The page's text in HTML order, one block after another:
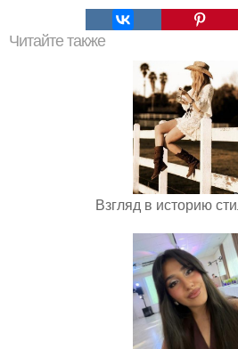
Читайте также
Взгляд в историю